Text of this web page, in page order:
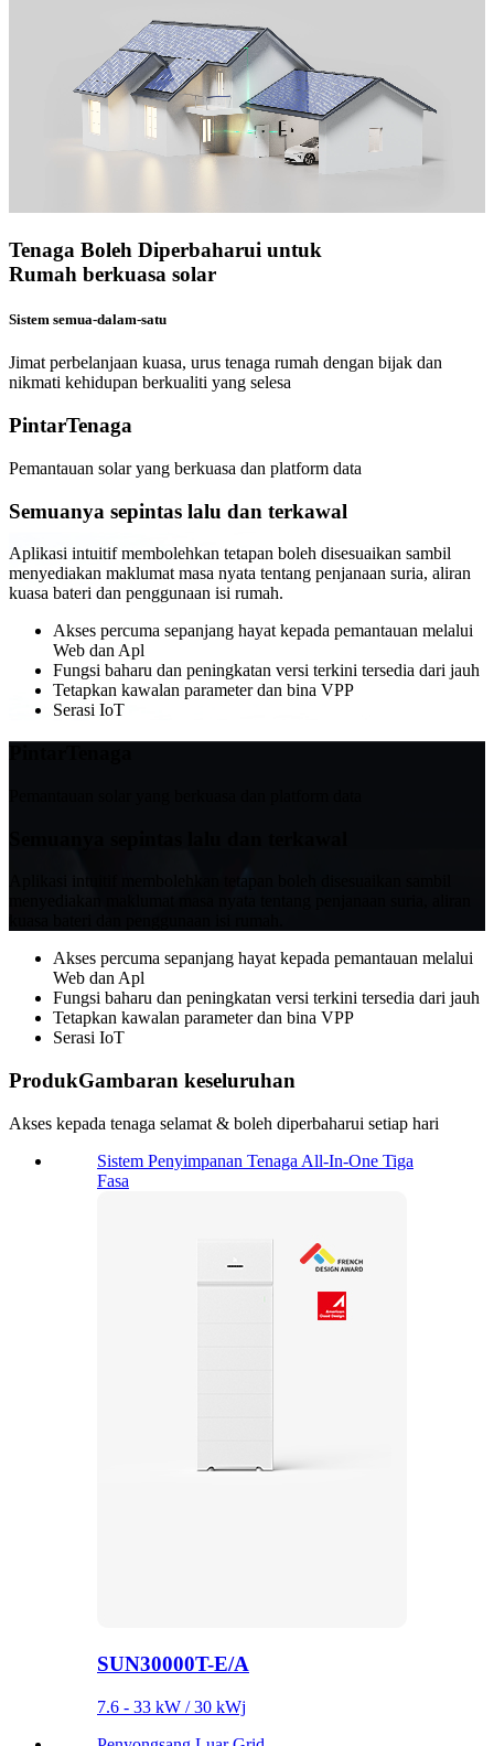
Tenaga Boleh Diperbaharui untuk
Rumah berkuasa solar
Sistem semua-dalam-satu
Jimat perbelanjaan kuasa, urus tenaga rumah dengan bijak dan
nikmati kehidupan berkualiti yang selesa
PintarTenaga
Pemantauan solar yang berkuasa dan platform data
Semuanya sepintas lalu dan terkawal
Aplikasi intuitif membolehkan tetapan boleh disesuaikan sambil
menyediakan maklumat masa nyata tentang penjanaan suria, aliran
kuasa bateri dan penggunaan isi rumah.
Akses percuma sepanjang hayat kepada pemantauan melalui
Web dan Apl
Fungsi baharu dan peningkatan versi terkini tersedia dari jauh
Tetapkan kawalan parameter dan bina VPP
Serasi IoT
Aplikasi intuitif membolehkan tetapan boleh disesuaikan sambil
Akses percuma sepanjang hayat kepada pemantauan melalui
Web dan Apl
Fungsi baharu dan peningkatan versi terkini tersedia dari jauh
Tetapkan kawalan parameter dan bina VPP
Serasi IoT
ProdukGambaran keseluruhan
Akses kepada tenaga selamat & boleh diperbaharui setiap hari
Sistem Penyimpanan Tenaga All-In-One Tiga
Fasa
SUN30000T-E/A
7.6 - 33 kW / 30 kWj